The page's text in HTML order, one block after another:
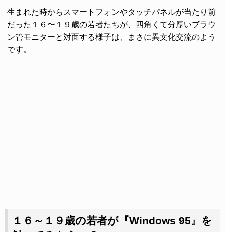
生まれた時からスマートフォンやタッチパネルが当たり前
だった１６〜１９歳の若者たちが、四角くて分厚いブラウ
ン管モニターと対面する様子は、まさに異文化交流のよう
です。
１６～１９歳の若者が『Windows 95』を